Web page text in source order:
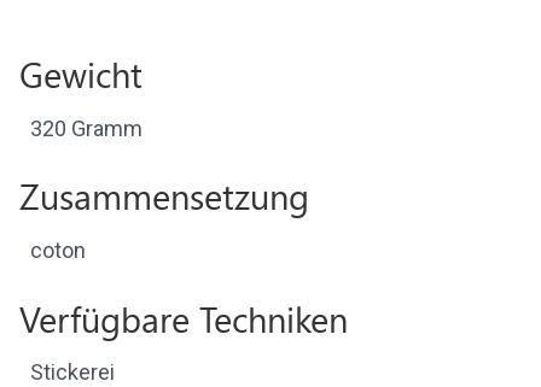
Gewicht
320 Gramm
Zusammensetzung
coton
Verfügbare Techniken
Stickerei